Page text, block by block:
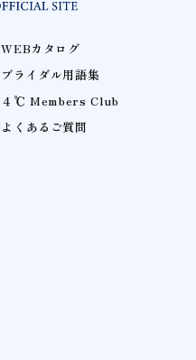
WEBカタログ
ブライダル用語集
４℃ Members Club
よくあるご質問